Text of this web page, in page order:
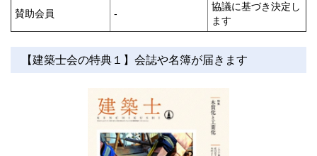
賛助会員 -
協議に基づき決定し
ます
【建築士会の特典１】会誌や名簿が届きます